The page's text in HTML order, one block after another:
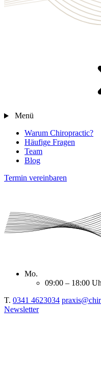
Menü
Warum Chiropractic?
Häufige Fragen
Team
Blog
Termin vereinbaren
Mo.
09:00 – 18:00
T. 0341 4623034
Newsletter